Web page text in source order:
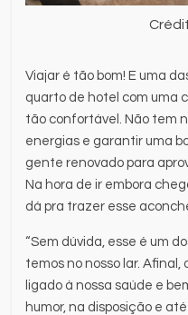
Viajar é tão bom! E uma
quarto de hotel com uma
tão confortável. Não tem
energias e garantir uma
gente renovado para
Na hora de ir embora
dá pra trazer esse
“Sem dúvida, esse é um
temos no nosso lar.
ligado à nossa saúde e
humor, na disposição e